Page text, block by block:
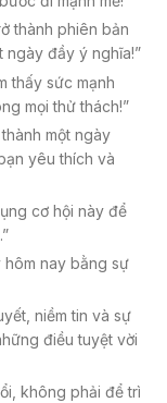
thành phiên bản
ngày đầy ý nghĩa!”
thấy sức mạnh
mọi thử thách!”
một ngày
yêu thích và
cơ hội này để
hôm nay bằng sự
niềm tin và sự
điều tuyệt vời
không phải để trì